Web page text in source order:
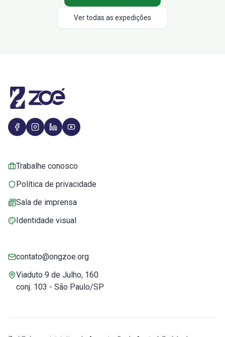
Ver todas as expedições
Trabalhe conosco
Política de privacidade
Sala de imprensa
Identidade visual
contato@ongzoe.org
Viaduto 9 de Julho, 160
conj. 103 - São Paulo/SP